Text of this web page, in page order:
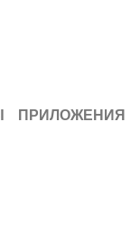
ПРИЛОЖЕНИЯ